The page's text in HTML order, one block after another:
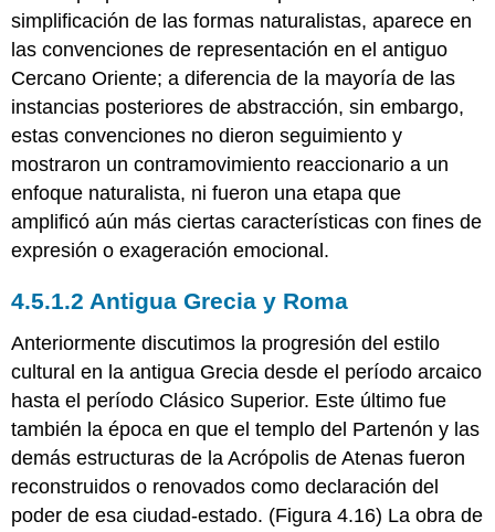
simplificación de las formas naturalistas, aparece en
las convenciones de representación en el antiguo
Cercano Oriente; a diferencia de la mayoría de las
instancias posteriores de abstracción, sin embargo,
estas convenciones no dieron seguimiento y
mostraron un contramovimiento reaccionario a un
enfoque naturalista, ni fueron una etapa que
amplificó aún más ciertas características con fines de
expresión o exageración emocional.
4.5.1.2 Antigua Grecia y Roma
Anteriormente discutimos la progresión del estilo
cultural en la antigua Grecia desde el período arcaico
hasta el período Clásico Superior. Este último fue
también la época en que el templo del Partenón y las
demás estructuras de la Acrópolis de Atenas fueron
reconstruidos o renovados como declaración del
poder de esa ciudad-estado. (Figura 4.16) La obra de